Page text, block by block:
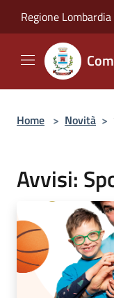
Regione Lombardia
Home > Novità >
Avvisi: